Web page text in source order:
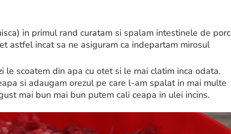
in primul rand curatam si spalam intestinele de porc
astfel incat sa ne asiguram ca indepartam mirosul
le scoatem din apa cu otet si le mai clatim inca odata.
si adaugam orezul pe care l-am spalat in mai multe
mai bun mai bun putem cali ceapa in ulei incins.